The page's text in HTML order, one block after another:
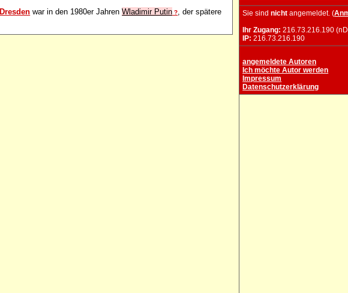
Dresden war in den 1980er JahrenWladimir Putin ?, der spätere
Sie sindnicht angemeldet. (
Ihr Zugang: 216.73.216.190
IP: 216.73.216.190
angemeldete Autoren
Ich möchte Autor werden
Impressum
Datenschutzerklärung